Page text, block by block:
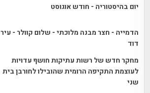
יום בהיסטוריה - חודש אוגוסט
הדמייה - חצר מבנה מלוכתי - שלום קוולר - עיר
דוד
מחקר חדש של רשות עתיקות חושף עדויות
לעוצמת התקיפה הרומית שהובילו לחורבן בית
שני